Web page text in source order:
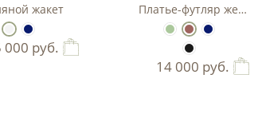
баской.
жакет
000 руб.
Платье-футляр женское
14 000 руб.